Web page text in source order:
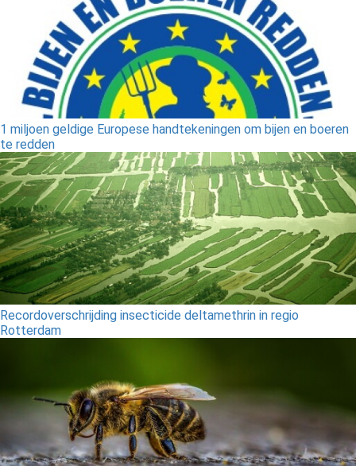
1 miljoen geldige Europese handtekeningen om bijen en boeren
te redden
Recordoverschrijding insecticide deltamethrin in regio
Rotterdam